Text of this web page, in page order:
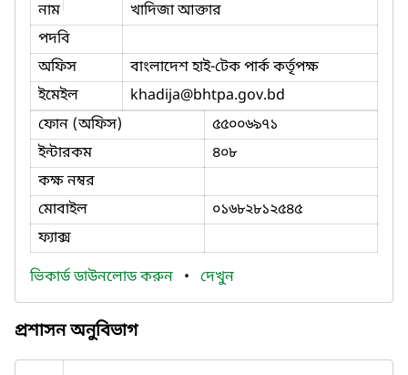
নাম
খাদিজা আক্তার
পদবি
অফিস
বাংলাদেশ হাই-টেক পার্ক কর্তৃপক্ষ
ইমেইল
khadija@bhtpa.gov.bd
ফোন (অফিস)
৫৫০০৬৯৭১
ইন্টারকম
৪০৮
কক্ষ নম্বর
মোবাইল
০১৬৮২৮১২৫৪৫
ফ্যাক্স
ভিকার্ড ডাউনলোড করুন • দেখুন
প্রশাসন অনুবিভাগ